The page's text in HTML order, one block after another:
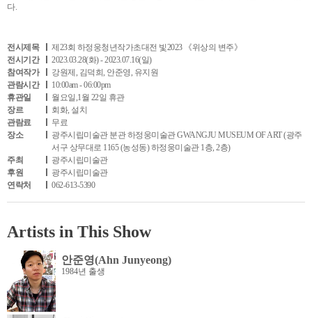
다.
전시제목
제23회 하정웅청년작가초대전 빛2023 《위상의 변주》
전시기간
2023.03.28(화) - 2023.07.16(일)
참여작가
강원제, 김덕희, 안준영, 유지원
관람시간
10:00am - 06:00pm
휴관일
월요일,1월 22일 휴관
장르
회화, 설치
관람료
무료
장소
광주시립미술관 분관 하정웅미술관 GWANGJU MUSEUM OF ART (광주
서구 상무대로 1165 (농성동) 하정웅미술관 1층, 2층)
주최
광주시립미술관
후원
광주시립미술관
연락처
062-613-5390
Artists in This Show
안준영(Ahn Junyeong)
1984년 출생